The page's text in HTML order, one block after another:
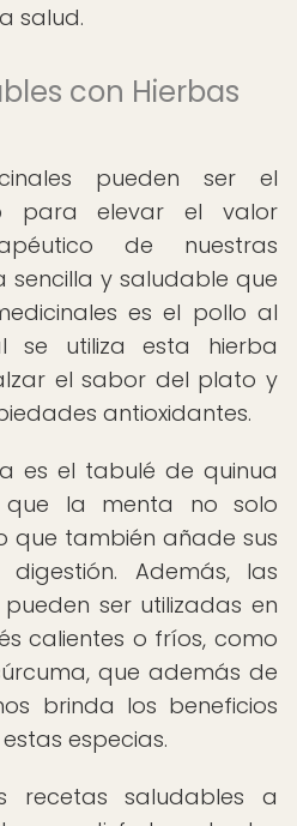
salud.
con Hierbas
pueden ser el
para elevar el valor
de nuestras
sencilla y saludable que
es el pollo al
se utiliza esta hierba
el sabor del plato y
antioxidantes.
es el tabulé de quinua
la menta no solo
que también añade sus
Además, las
ser utilizadas en
calientes o fríos, como
que además de
brinda los beneficios
especias.
recetas saludables a